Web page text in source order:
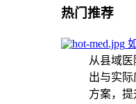
热门推荐
从县域
出与实
方案，